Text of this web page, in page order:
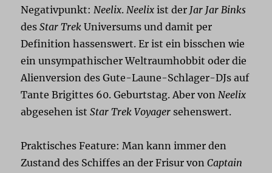
Negativpunkt:Neelix.Neelix ist der Jar Jar Binks
desStar Trek Universums und damit per
Definition hassenswert. Er ist ein bisschen wie
ein unsympathischer Weltraumhobbit oder die
Alienversion des Gute-Laune-Schlager-DJs auf
Tante Brigittes 60. Geburtstag. Aber vonNeelix
abgesehen istStar Trek Voyager sehenswert.
Praktisches Feature: Man kann immer den
Zustand des Schiffes an der Frisur vonCaptain